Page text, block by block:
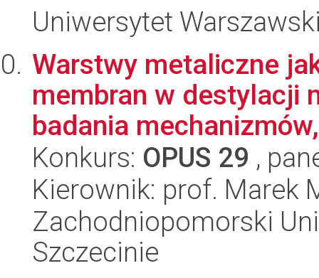
Uniwersytet
Warstwy metaliczne
membran w destylacji
badania
Konkurs: OPUS 29 ,
Kierownik: prof. Marek
Zachodniopomorski
Szczecinie